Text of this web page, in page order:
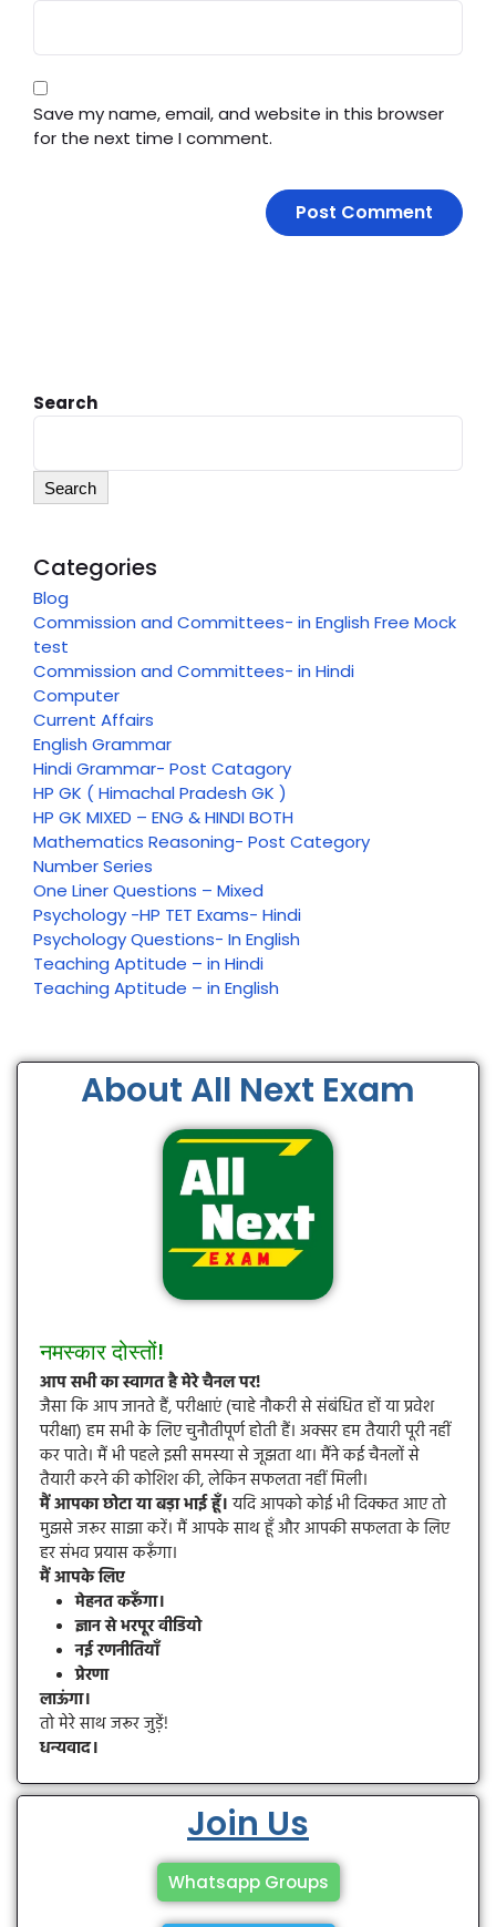
Save my name, email, and website in this browser
for the next time I comment.
Search
Search
Categories
Blog
Commission and Committees- in English Free Mock
test
Commission and Committees- in Hindi
Computer
Current Affairs
English Grammar
Hindi Grammar- Post Catagory
HP GK ( Himachal Pradesh GK )
HP GK MIXED – ENG & HINDI BOTH
Mathematics Reasoning- Post Category
Number Series
One Liner Questions – Mixed
Psychology -HP TET Exams- Hindi
Psychology Questions- In English
Teaching Aptitude – in Hindi
Teaching Aptitude – in English
About All Next Exam
नमस्कार दोस्तों!
आप सभी का स्वागत है मेरे चैनल पर!
जैसा कि आप जानते हैं, परीक्षाएं (चाहे नौकरी से संबंधित हों या प्रवेश
परीक्षा) हम सभी के लिए चुनौतीपूर्ण होती हैं। अक्सर हम तैयारी पूरी नहीं
कर पाते। मैं भी पहले इसी समस्या से जूझता था। मैंने कई चैनलों से
तैयारी करने की कोशिश की, लेकिन सफलता नहीं मिली।
मैं आपका छोटा या बड़ा भाई हूँ।यदि आपको कोई भी दिक्कत आए तो
मुझसे जरूर साझा करें। मैं आपके साथ हूँ और आपकी सफलता के लिए
हर संभव प्रयास करूँगा।
मैं आपके लिए
मेहनत करूँगा।
ज्ञान से भरपूर वीडियो
नई रणनीतियाँ
प्रेरणा
लाऊंगा।
तो मेरे साथ जरूर जुड़ें!
धन्यवाद।
Join Us
Whatsapp Groups